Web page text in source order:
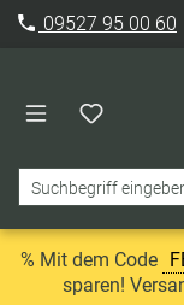
09527 95 00 60
% Mit dem Code
sparen!